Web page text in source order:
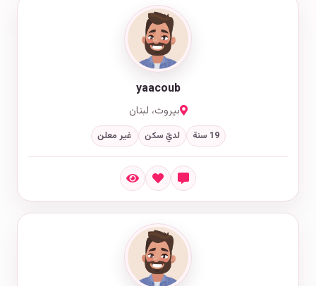
yaacoub
بيروت، لبنان
19 سنة لديّ سكن غير معلن